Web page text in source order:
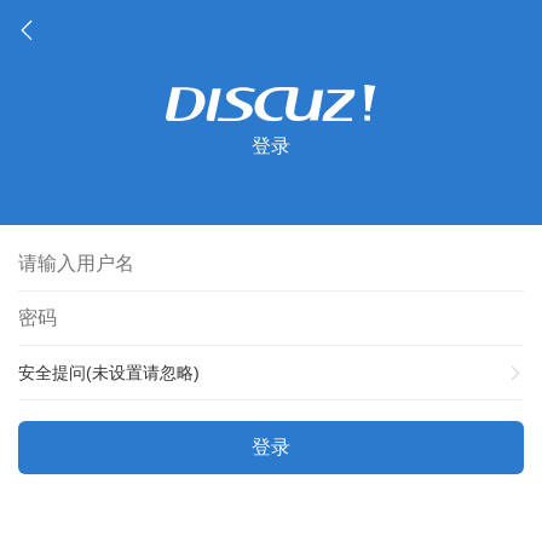
登录
安全提问(未设置请忽略)
登录